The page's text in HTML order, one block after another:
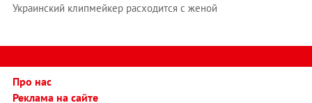
Украинский клипмейкер расходится с женой
Про нас
Реклама на сайте